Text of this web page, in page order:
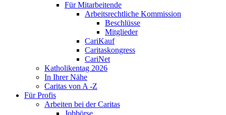
Für Mitarbeitende
Arbeitsrechtliche Kommission
Beschlüsse
Mitglieder
CariKauf
Caritaskongress
CariNet
Katholikentag 2026
In Ihrer Nähe
Caritas von A -Z
Für Profis
Arbeiten bei der Caritas